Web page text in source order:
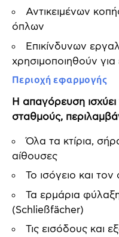
Αντικειμένων
όπλων
Επικίνδυνων
χρησιμοποιηθούν για
Περιοχή εφαρμογής
Η απαγόρευση
σταθμούς,
Όλα τα κτίρια,
αίθουσες
Το ισόγειο και
Τα ερμάρια
(Schließfächer)
Τις εισόδους και